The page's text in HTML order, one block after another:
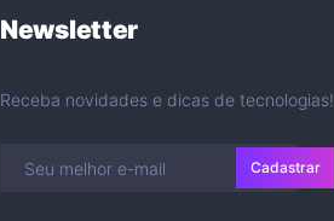
Newsletter
Receba novidades e dicas de tecnologias!
Cadastrar